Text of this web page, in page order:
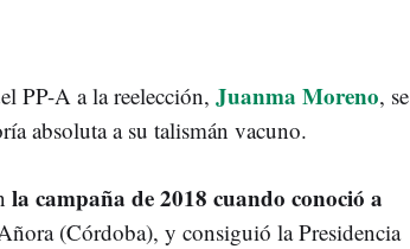
PP-A a la reelección, Juanma Moreno, se
absoluta a su talismán vacuno.
la campaña de 2018 cuando conoció a
(Córdoba), y consiguió la Presidencia